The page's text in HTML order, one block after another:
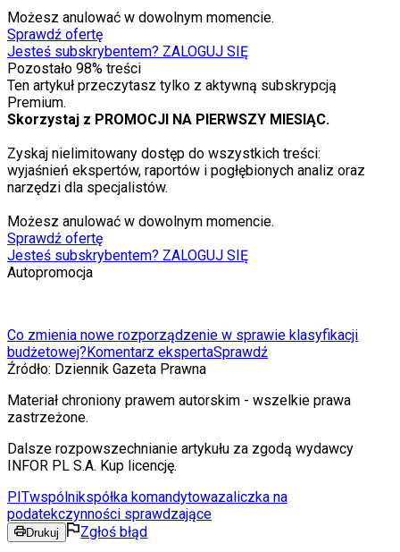
Możesz anulować w dowolnym momencie.
Sprawdź ofertę
Jesteś subskrybentem? ZALOGUJ SIĘ
Pozostało 98% treści
Ten artykuł przeczytasz tylko z aktywną subskrypcją
Premium.
Skorzystaj z PROMOCJI NA PIERWSZY MIESIĄC.
Zyskaj nielimitowany dostęp do wszystkich treści:
wyjaśnień ekspertów, raportów i pogłębionych analiz oraz
narzędzi dla specjalistów.
Możesz anulować w dowolnym momencie.
Sprawdź ofertę
Jesteś subskrybentem? ZALOGUJ SIĘ
Autopromocja
Co zmienia nowe rozporządzenie w sprawie klasyfikacji
budżetowej?Komentarz ekspertaSprawdź
Źródło: Dziennik Gazeta Prawna
Materiał chroniony prawem autorskim - wszelkie prawa
zastrzeżone.
Dalsze rozpowszechnianie artykułu za zgodą wydawcy
INFOR PL S.A. Kup licencję.
PITwspólnikspółka komandytowazaliczka na
podatekczynności sprawdzające
Drukuj Zgłoś błąd